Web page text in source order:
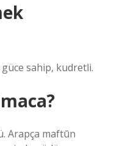
sahip, kudretli.
Arapça maftūn